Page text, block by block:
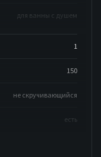
для ванны с душем
1
150
не скручивающийся
есть